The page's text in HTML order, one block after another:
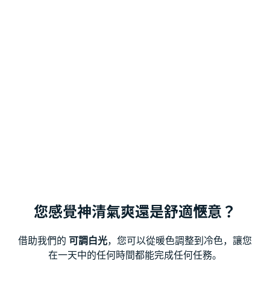
您感覺神清氣爽還是舒適愜意？
借助我們的 可調白光，您可以從暖色調整到冷色，讓您
在一天中的任何時間都能完成任何任務。